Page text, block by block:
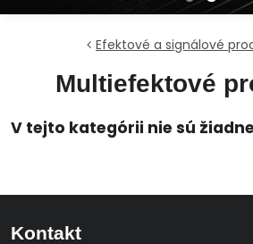
Efektové a signálové
Multiefektové
Kontakt